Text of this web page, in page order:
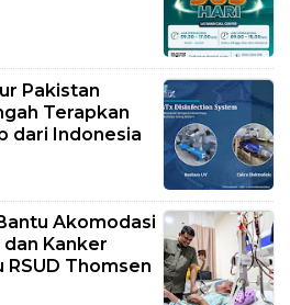
Pakistan
Terapkan
dari Indonesia
Akomodasi
Kanker
Thomsen